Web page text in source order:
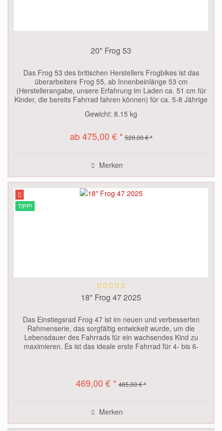
20" Frog 53
Das Frog 53 des britischen Herstellers Frogbikes ist das
überarbeitere Frog 55, ab Innenbeinlänge 53 cm
(Herstellerangabe, unsere Erfahrung im Laden ca. 51 cm für
Kinder, die bereits Fahrrad fahren können) für ca. 5-8 Jährige
Gewicht: 8.15 kg
ab 475,00 € * 520,00 € *
Merken
TIPP!
18" Frog 47 2025
Das Einstiegsrad Frog 47 ist im neuen und verbesserten
Rahmenserie, das sorgfältig entwickelt wurde, um die
Lebensdauer des Fahrrads für ein wachsendes Kind zu
maximieren. Es ist das ideale erste Fahrrad für 4- bis 6-
469,00 € * 485,00 € *
Merken